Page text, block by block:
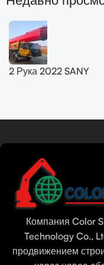
2 Рука 2022 SANY
Компания Color
Technology Co.,
продвижением
Portuguese
Urdu
Tamil